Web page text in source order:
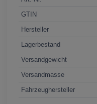
GTIN
Hersteller
Lagerbestand
Versandgewicht
Versandmasse
Fahrzeughersteller